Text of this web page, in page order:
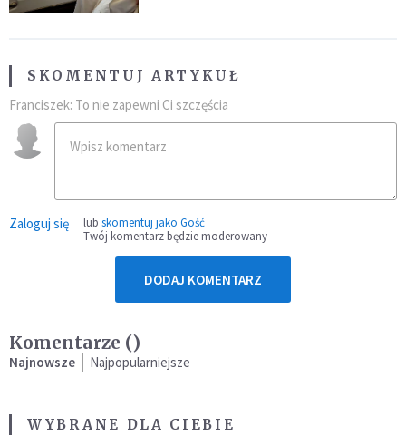
SKOMENTUJ ARTYKUŁ
Franciszek: To nie zapewni Ci szczęścia
Zaloguj się lub skomentuj jako Gość
Twój komentarz będzie moderowany
DODAJ KOMENTARZ
Komentarze ()
Najnowsze Najpopularniejsze
WYBRANE DLA CIEBIE